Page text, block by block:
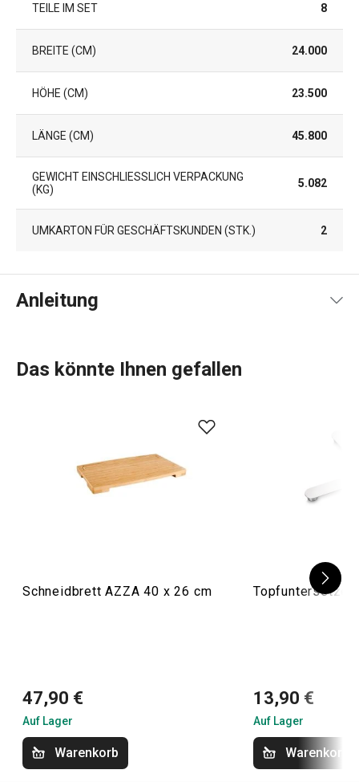
TEILE IM SET 8
BREITE (CM) 24.000
HÖHE (CM) 23.500
LÄNGE (CM) 45.800
GEWICHT EINSCHLIESSLICH VERPACKUNG (
KG)
5.082
UMKARTON FÜR GESCHÄFTSKUNDEN (STK.) 2
Anleitung
Das könnte Ihnen gefallen
Schneidbrett AZZA 40 x 26 cm
47,90 €
Auf Lager
Warenkorb
Topfuntersetzer
13,90 €
Auf Lager
Warenkorb